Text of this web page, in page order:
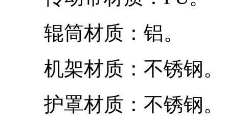
辊筒材质：铝。
机架材质：不锈钢。
护罩材质：不锈钢。